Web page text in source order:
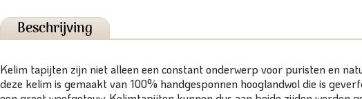
Beschrijving
Kelim tapijten zijn niet alleen een constant onderwerp voor puristen en
deze kelim is gemaakt van 100% handgesponnen hooglandwol die is